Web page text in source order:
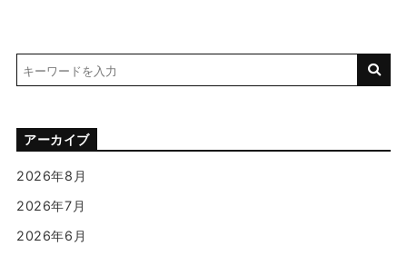
アーカイブ
2026年8月
2026年7月
2026年6月